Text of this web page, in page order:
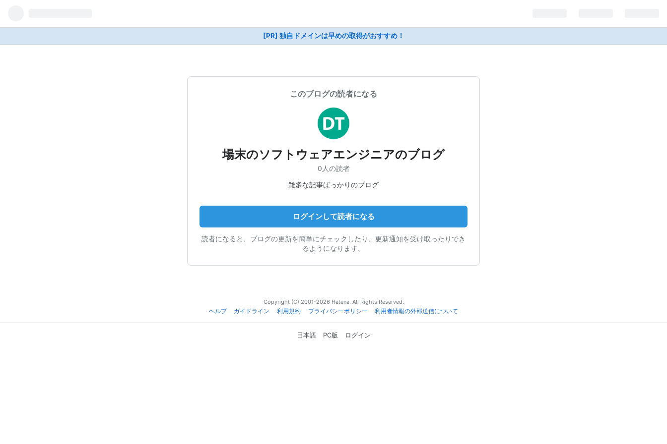
[PR] 独自ドメインは早めの取得がおすすめ！
このブログの読者になる
場末のソフトウェアエンジニアのブログ
0人の読者
雑多な記事ばっかりのブログ
ログインして読者になる
読者になると、ブログの更新を簡単にチェックしたり、更新通知を受け取ったりでき
るようになります。
Copyright (C) 2001-2026 Hatena. All Rights Reserved.
ヘルプ
ガイドライン 利用規約 プライバシーポリシー 利用者情報の外部送信について
日本語 PC版 ログイン